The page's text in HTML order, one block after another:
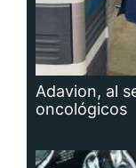
Adavion, al
oncológicos